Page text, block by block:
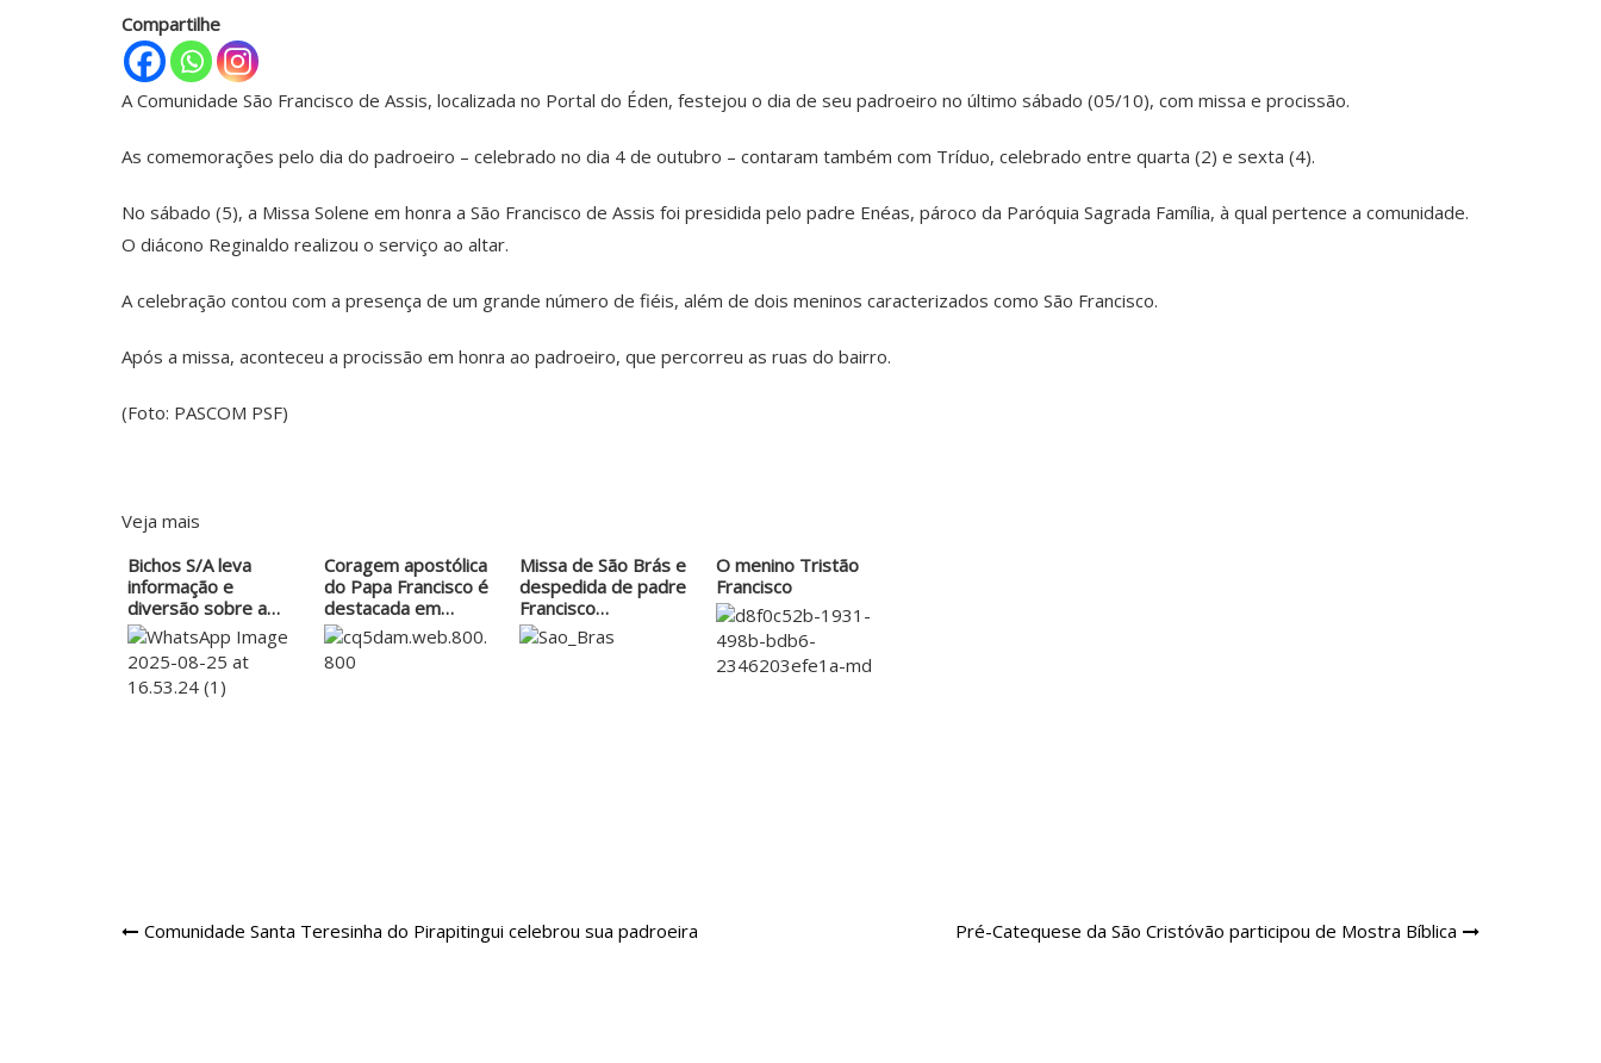
Compartilhe
A Comunidade São Francisco de Assis, localizada no Portal do Éden, festejou o dia de seu padroeiro no último sábado (05/10), com missa e procissão.
As comemorações pelo dia do padroeiro – celebrado no dia 4 de outubro – contaram também com Tríduo, celebrado entre quarta (2) e sexta (4).
No sábado (5), a Missa Solene em honra a São Francisco de Assis foi presidida pelo padre Enéas, pároco da Paróquia Sagrada Família, à qual pertence a comunidade.
O diácono Reginaldo realizou o serviço ao altar.
A celebração contou com a presença de um grande número de fiéis, além de dois meninos caracterizados como São Francisco.
Após a missa, aconteceu a procissão em honra ao padroeiro, que percorreu as ruas do bairro.
(Foto: PASCOM PSF)
Veja mais
Bichos S/A leva
informação e
diversão sobre a
causa…
Coragem apostólica
do Papa Francisco é
destacada em…
Missa de São Brás e
despedida de padre
Francisco…
O menino Tristão
Francisco
Navegação
Comunidade Santa Teresinha do Pirapitingui celebrou sua padroeira Pré-Catequese da São Cristóvão participou de Mostra Bíblica